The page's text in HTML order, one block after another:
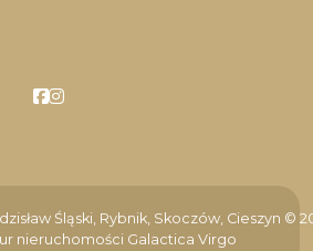
Facebook
Facebook
Śląski, Rybnik, Skoczów, Cieszyn ©
nieruchomości Galactica Virgo